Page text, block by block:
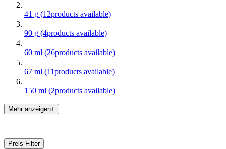
41 g (12products available)
90 g (4products available)
60 ml (26products available)
67 ml (11products available)
150 ml (2products available)
Mehr anzeigen+
Preis Filter